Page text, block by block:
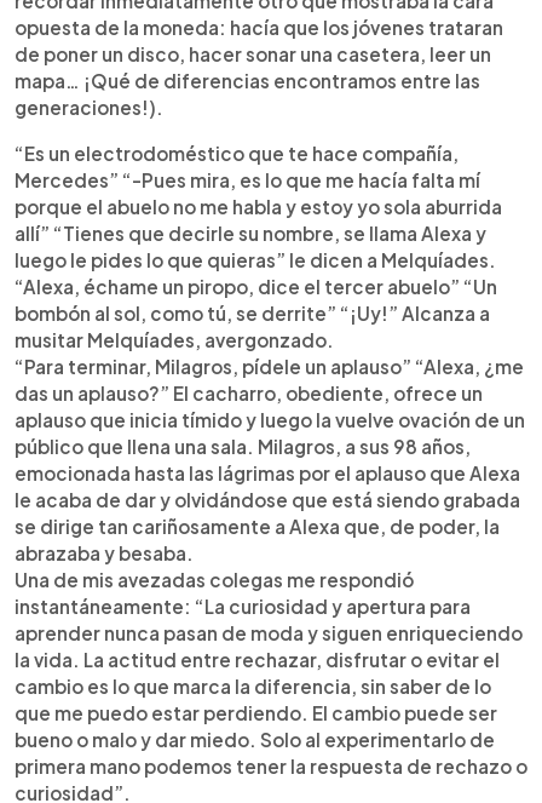
opuesta de la moneda: hacía que los jóvenes trataran
de poner un disco, hacer sonar una casetera, leer un
mapa… ¡Qué de diferencias encontramos entre las
generaciones!).
“Es un electrodoméstico que te hace compañía,
Mercedes” “-Pues mira, es lo que me hacía falta mí
porque el abuelo no me habla y estoy yo sola aburrida
allí” “Tienes que decirle su nombre, se llama Alexa y
luego le pides lo que quieras” le dicen a Melquíades.
“Alexa, échame un piropo, dice el tercer abuelo” “Un
bombón al sol, como tú, se derrite” “¡Uy!” Alcanza a
musitar Melquíades, avergonzado.
“Para terminar, Milagros, pídele un aplauso” “Alexa, ¿me
das un aplauso?” El cacharro, obediente, ofrece un
aplauso que inicia tímido y luego la vuelve ovación de un
público que llena una sala. Milagros, a sus 98 años,
emocionada hasta las lágrimas por el aplauso que Alexa
le acaba de dar y olvidándose que está siendo grabada
se dirige tan cariñosamente a Alexa que, de poder, la
abrazaba y besaba.
Una de mis avezadas colegas me respondió
instantáneamente: “La curiosidad y apertura para
aprender nunca pasan de moda y siguen enriqueciendo
la vida. La actitud entre rechazar, disfrutar o evitar el
cambio es lo que marca la diferencia, sin saber de lo
que me puedo estar perdiendo. El cambio puede ser
bueno o malo y dar miedo. Solo al experimentarlo de
primera mano podemos tener la respuesta de rechazo o
curiosidad”.